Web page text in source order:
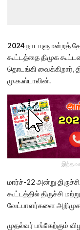
2024 நாடாளுமன்றத்
கூட்டத்தை திமுக
தொடங்கி வைக்கிறார்,
மு.க.ஸ்டாலின்.
இந்த
மார்ச்-22 அன்று
கூட்டத்தில் திருச்சி
வேட்பாளர்களை
முதல்வர் பங்கேற்கும்